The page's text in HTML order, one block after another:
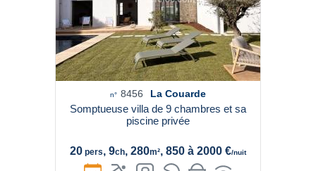
n° 8456 La Couarde
Somptueuse villa de 9 chambres et sa
piscine privée
20 pers, 9ch, 280m², 850 à 2000 €/nuit